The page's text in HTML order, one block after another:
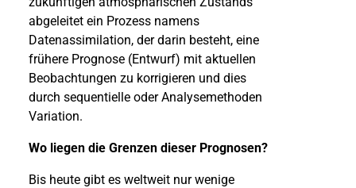
abgeleitet ein Prozess namens
Datenassimilation, der darin besteht, eine
frühere Prognose (Entwurf) mit aktuellen
Beobachtungen zu korrigieren und dies
durch sequentielle oder Analysemethoden
Variation.
Wo liegen die Grenzen dieser Prognosen?
Bis heute gibt es weltweit nur wenige